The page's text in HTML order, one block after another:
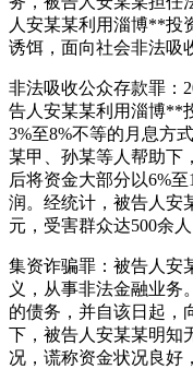
人安某某利用淄博**投
诱饵，面向社会非法吸
非法吸收公众存款罪：
告人安某某利用淄博**
3%至8%不等的月息方
某甲、孙某等人帮助下
后将资金大部分以6%
润。经统计，被告人安
元，受害群众达500余
集资诈骗罪：被告人安
义，从事非法金融业务
的债务，并自该日起，
下，被告人安某某明知
况，谎称资金状况良好